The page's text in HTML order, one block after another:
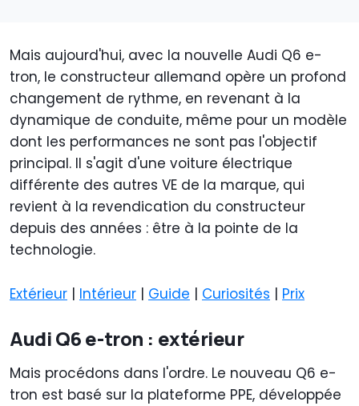
Mais aujourd'hui, avec la nouvelle Audi Q6 e-
tron, le constructeur allemand opère un profond
changement de rythme, en revenant à la
dynamique de conduite, même pour un modèle
dont les performances ne sont pas l'objectif
principal. Il s'agit d'une voiture électrique
différente des autres VE de la marque, qui
revient à la revendication du constructeur
depuis des années : être à la pointe de la
technologie.
Extérieur | Intérieur | Guide | Curiosités | Prix
Audi Q6 e-tron : extérieur
Mais procédons dans l'ordre. Le nouveau Q6 e-
tron est basé sur la plateforme PPE, développée